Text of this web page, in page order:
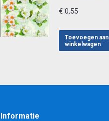
€ 0,55
Toevoegen aan
winkelwagen
Informatie